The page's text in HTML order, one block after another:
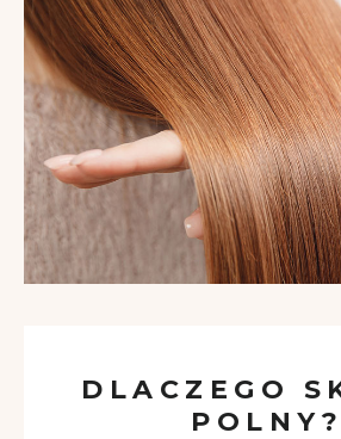
DLACZEGO
POLNY?